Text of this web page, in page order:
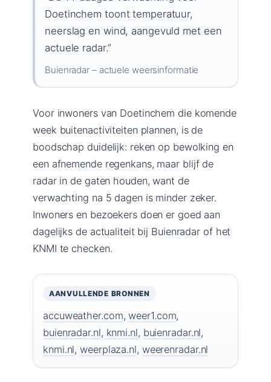
Doetinchem toont temperatuur,
neerslag en wind, aangevuld met een
actuele radar.”
Buienradar – actuele weersinformatie
Voor inwoners van Doetinchem die komende
week buitenactiviteiten plannen, is de
boodschap duidelijk: reken op bewolking en
een afnemende regenkans, maar blijf de
radar in de gaten houden, want de
verwachting na 5 dagen is minder zeker.
Inwoners en bezoekers doen er goed aan
dagelijks de actualiteit bij Buienradar of het
KNMI te checken.
AANVULLENDE BRONNEN
accuweather.com,weer1.com,
buienradar.nl, knmi.nl, buienradar.nl,
knmi.nl,weerplaza.nl, weerenradar.nl